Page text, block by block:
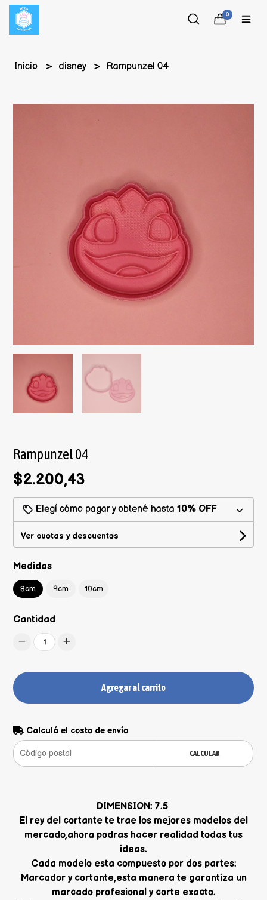
0
Inicio disney Rampunzel 04
Rampunzel 04
$2.200,43
Elegí cómo pagar y obtené hasta10% OFF
Ver cuotas y descuentos
Medidas
8cm 9cm 10cm
Cantidad
1
Agregar al carrito
Calculá el costo de envío
CALCULAR
DIMENSION: 7.5
El rey del cortante te trae los mejores modelos del
mercado,ahora podras hacer realidad todas tus
ideas.
Cada modelo esta compuesto por dos partes:
Marcador y cortante,esta manera te garantiza un
marcado profesional y corte exacto.